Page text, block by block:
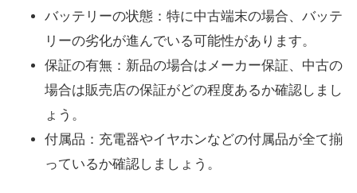
バッテリーの状態：特に中古端末の場合、バッテ
リーの劣化が進んでいる可能性があります。
保証の有無：新品の場合はメーカー保証、中古の
場合は販売店の保証がどの程度あるか確認しまし
ょう。
付属品：充電器やイヤホンなどの付属品が全て揃
っているか確認しましょう。